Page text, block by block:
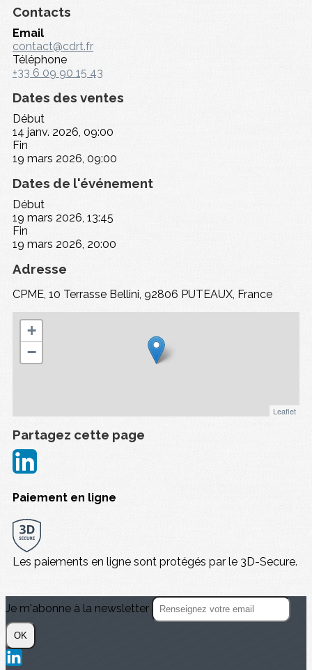
Contacts
Email
contact@cdrt.fr
Téléphone
+33 6 09 90 15 43
Dates des ventes
Début
14 janv. 2026, 09:00
Fin
19 mars 2026, 09:00
Dates de l'événement
Début
19 mars 2026, 13:45
Fin
19 mars 2026, 20:00
Adresse
CPME, 10 Terrasse Bellini, 92806 PUTEAUX, France
+
−
Leaflet
Partagez cette page
Paiement en ligne
Les paiements en ligne sont protégés par le 3D-Secure.
Je m'abonne à la newsletter
OK